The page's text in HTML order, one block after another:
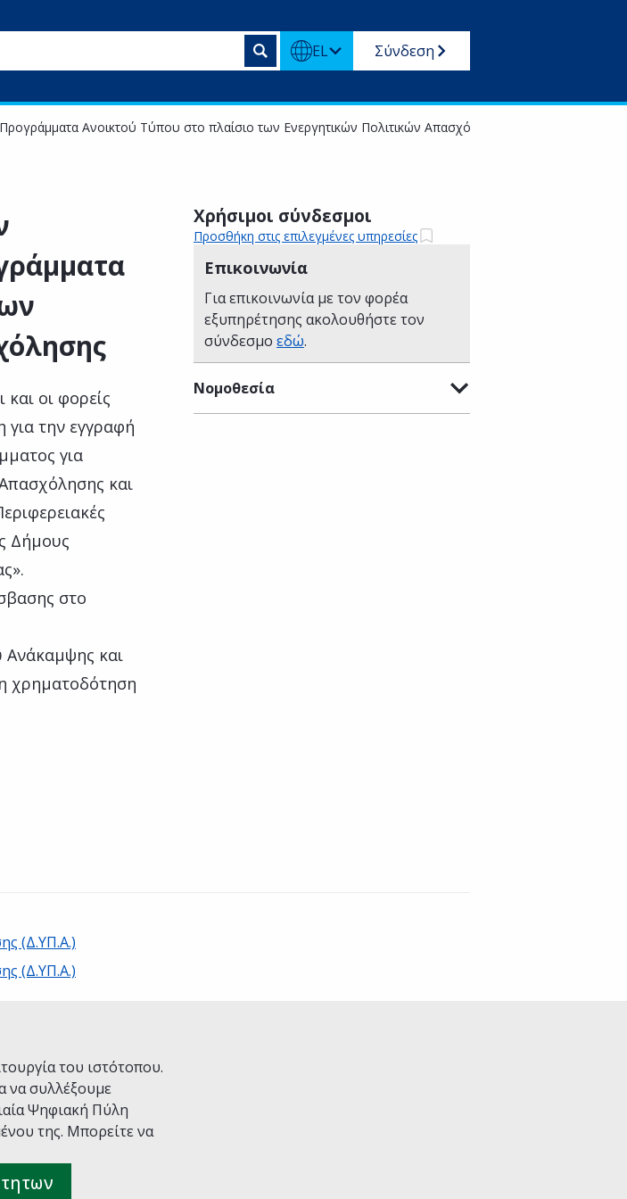
του ιστότοπου.
να συλλέξουμε
Ψηφιακή Πύλη
της. Μπορείτε να
EL Σύνδεση
Ανοικτού Τύπου στο πλαίσιο των Ενεργητικών Πολιτικών Απασχόλησης
οι φορείς
για την εγγραφή
για
και
Δήμους
στο
Ανάκαμψης και
χρηματοδότηση
Χρήσιμοι σύνδεσμοι
Προσθήκη στις επιλεγμένες υπηρεσίες
Επικοινωνία
Για επικοινωνία με τον φορέα
εξυπηρέτησης ακολουθήστε τον
σύνδεσμο εδώ.
Νομοθεσία
(Δ.ΥΠ.Α.)
(Δ.ΥΠ.Α.)
Δήλωση προσβασιμότητας